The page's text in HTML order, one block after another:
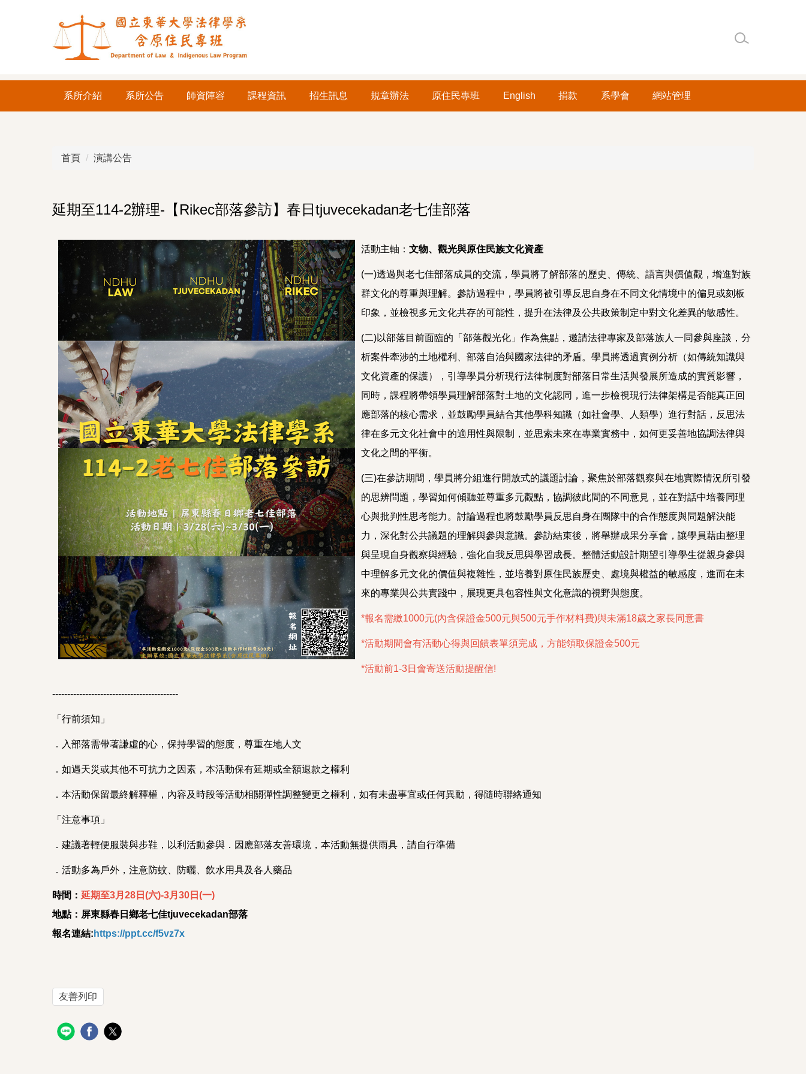
容
系所介紹 系所公告 師資陣容 課程資訊 招生訊息 規章辦法 原住民專班 English 捐款 系學會 網站管理
首頁 演講公告
延期至114-2辦理-【Rikec部落參訪】春日tjuvecekadan老七佳部落
活動主軸： 文物、觀光與原住民族文化資產
(一)透過與老七佳部落成員的交流，學員將了解部落的歷史、傳統、語言與價值觀，增進對族
群文化的尊重與理解。參訪過程中，學員將被引導反思自身在不同文化情境中的偏見或刻板
印象，並檢視多元文化共存的可能性，提升在法律及公共政策制定中對文化差異的敏感性。
(二)以部落目前面臨的「部落觀光化」作為焦點，邀請法律專家及部落族人一同參與座談，分
析案件牽涉的土地權利、部落自治與國家法律的矛盾。學員將透過實例分析（如傳統知識與
文化資產的保護），引導學員分析現行法律制度對部落日常生活與發展所造成的實質影響，
同時，課程將帶領學員理解部落對土地的文化認同，進一步檢視現行法律架構是否能真正回
應部落的核心需求，並鼓勵學員結合其他學科知識（如社會學、人類學）進行對話，反思法
律在多元文化社會中的適用性與限制，並思索未來在專業實務中，如何更妥善地協調法律與
文化之間的平衡。
(三)在參訪期間，學員將分組進行開放式的議題討論，聚焦於部落觀察與在地實際情況所引發
的思辨問題，學習如何傾聽並尊重多元觀點，協調彼此間的不同意見，並在對話中培養同理
心與批判性思考能力。討論過程也將鼓勵學員反思自身在團隊中的合作態度與問題解決能
力，深化對公共議題的理解與參與意識。參訪結束後，將舉辦成果分享會，讓學員藉由整理
與呈現自身觀察與經驗，強化自我反思與學習成長。整體活動設計期望引導學生從親身參與
中理解多元文化的價值與複雜性，並培養對原住民族歷史、處境與權益的敏感度，進而在未
來的專業與公共實踐中，展現更具包容性與文化意識的視野與態度。
*報名需繳1000元(內含保證金500元與500元手作材料費)與未滿18歲之家長同意書
*活動期間會有活動心得與回饋表單須完成，方能領取保證金500元
*活動前1-3日會寄送活動提醒信!
------------------------------------------
「行前須知」
．入部落需帶著謙虛的心，保持學習的態度，尊重在地人文
．如遇天災或其他不可抗力之因素，本活動保有延期或全額退款之權利
．本活動保留最終解釋權，內容及時段等活動相關彈性調整變更之權利，如有未盡事宜或任何異動，得隨時聯絡通知
「注意事項」
．建議著輕便服裝與步鞋，以利活動參與．因應部落友善環境，本活動無提供雨具，請自行準備
．活動多為戶外，注意防蚊、防曬、飲水用具及各人藥品
時間： 延期至3月28日(六)-3月30日(一)
地點：屏東縣春日鄉老七佳tjuvecekadan部落
報名連結: https://ppt.cc/f5vz7x
友善列印